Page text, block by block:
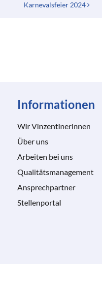
Karnevalsfeier 2024
Informationen
Wir Vinzentinerinnen
Über uns
Arbeiten bei uns
Qualitätsmanagement
Ansprechpartner
Stellenportal